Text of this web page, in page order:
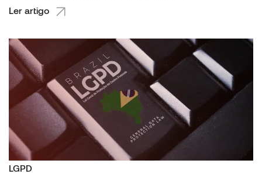
Ler artigo
LGPD